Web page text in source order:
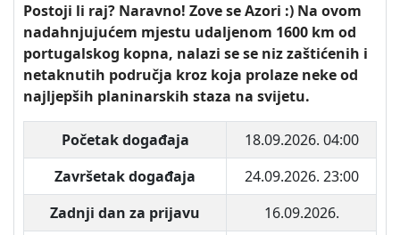
Postoji li raj? Naravno! Zove se Azori :) Na ovom
nadahnjujućem mjestu udaljenom 1600 km od
portugalskog kopna, nalazi se se niz zaštićenih i
netaknutih područja kroz koja prolaze neke od
najljepših planinarskih staza na svijetu.
Početak događaja
18.09.2026. 04:00
Završetak događaja
24.09.2026. 23:00
Zadnji dan za prijavu
16.09.2026.